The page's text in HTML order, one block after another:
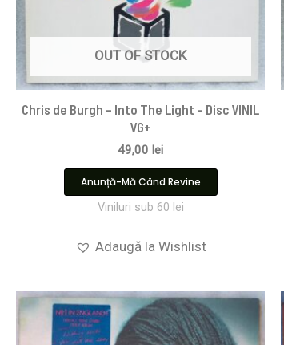
OUT OF STOCK
Chris de Burgh – Into The Light – Disc VINIL
VG+
49,00 lei
Anunță-Mă Când Revine
Viniluri sub 60 lei
Adaugă la Wishlist